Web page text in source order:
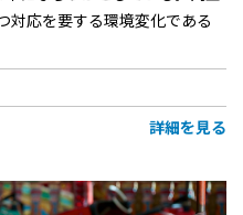
対応を要する環境変化である
詳細を見る